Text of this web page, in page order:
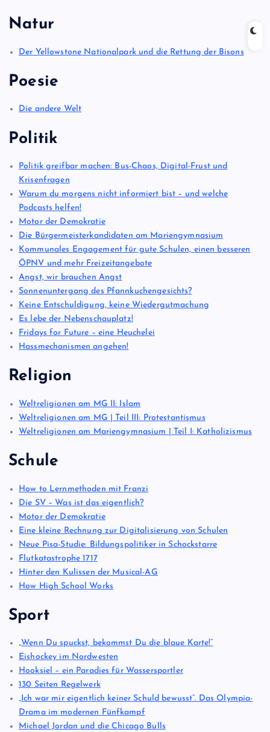
Natur
Der Yellowstone Nationalpark und die Rettung der Bisons
Poesie
Die andere Welt
Politik
Politik greifbar machen: Bus-Chaos, Digital-Frust und
Krisenfragen
Warum du morgens nicht informiert bist – und welche
Podcasts helfen!
Motor der Demokratie
Die Bürgermeisterkandidaten am Mariengymnasium
Kommunales Engagement für gute Schulen, einen besseren
ÖPNV und mehr Freizeitangebote
Angst, wir brauchen Angst
Sonnenuntergang des Pfannkuchengesichts?
Keine Entschuldigung, keine Wiedergutmachung
Es lebe der Nebenschauplatz!
Fridays for Future – eine Heuchelei
Hassmechanismen angehen!
Religion
Weltreligionen am MG II: Islam
Weltreligionen am MG | Teil III: Protestantismus
Weltreligionen am Mariengymnasium | Teil I: Katholizismus
Schule
How to Lernmethoden mit Franzi
Die SV – Was ist das eigentlich?
Motor der Demokratie
Eine kleine Rechnung zur Digitalisierung von Schulen
Neue Pisa-Studie: Bildungspolitiker in Schockstarre
Flutkatastrophe 1717
Hinter den Kulissen der Musical-AG
How High School Works
Sport
„Wenn Du spuckst, bekommst Du die blaue Karte!“
Eishockey im Nordwesten
Hooksiel – ein Paradies für Wassersportler
130 Seiten Regelwerk
„Ich war mir eigentlich keiner Schuld bewusst“. Das Olympia-
Drama im modernen Fünfkampf
Michael Jordan und die Chicago Bulls